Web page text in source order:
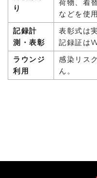
り
荷物、着
などを使
記録計
測・表彰
表彰式は
記録証は
ラウンジ
利用
感染リス
ん。